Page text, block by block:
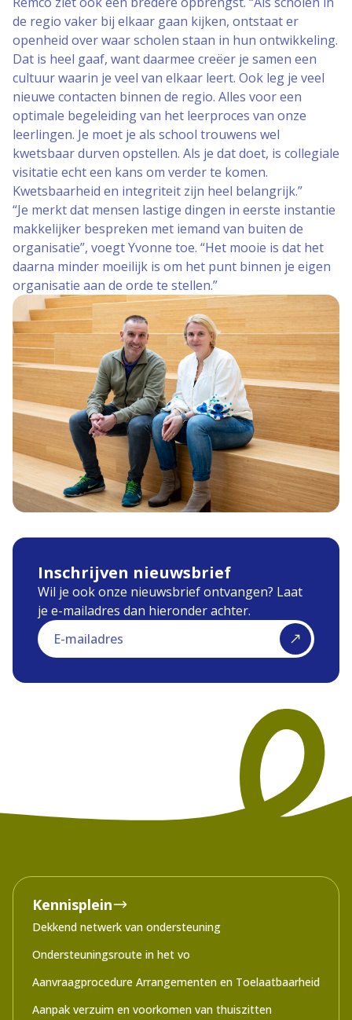
de regio vaker bij elkaar gaan kijken, ontstaat er
openheid over waar scholen staan in hun ontwikkeling.
Dat is heel gaaf, want daarmee creëer je samen een
cultuur waarin je veel van elkaar leert. Ook leg je veel
nieuwe contacten binnen de regio. Alles voor een
optimale begeleiding van het leerproces van onze
leerlingen. Je moet je als school trouwens wel
kwetsbaar durven opstellen. Als je dat doet, is collegiale
visitatie echt een kans om verder te komen.
Kwetsbaarheid en integriteit zijn heel belangrijk.”
“Je merkt dat mensen lastige dingen in eerste instantie
makkelijker bespreken met iemand van buiten de
organisatie”, voegt Yvonne toe. “Het mooie is dat het
daarna minder moeilijk is om het punt binnen je eigen
organisatie aan de orde te stellen.”
Inschrijven nieuwsbrief
Wil je ook onze nieuwsbrief ontvangen? Laat
je e-mailadres dan hieronder achter.
E-mailadres
Kennisplein
Dekkend netwerk van ondersteuning
Ondersteuningsroute in het vo
Aanvraagprocedure Arrangementen en Toelaatbaarheid
Aanpak verzuim en voorkomen van thuiszitten